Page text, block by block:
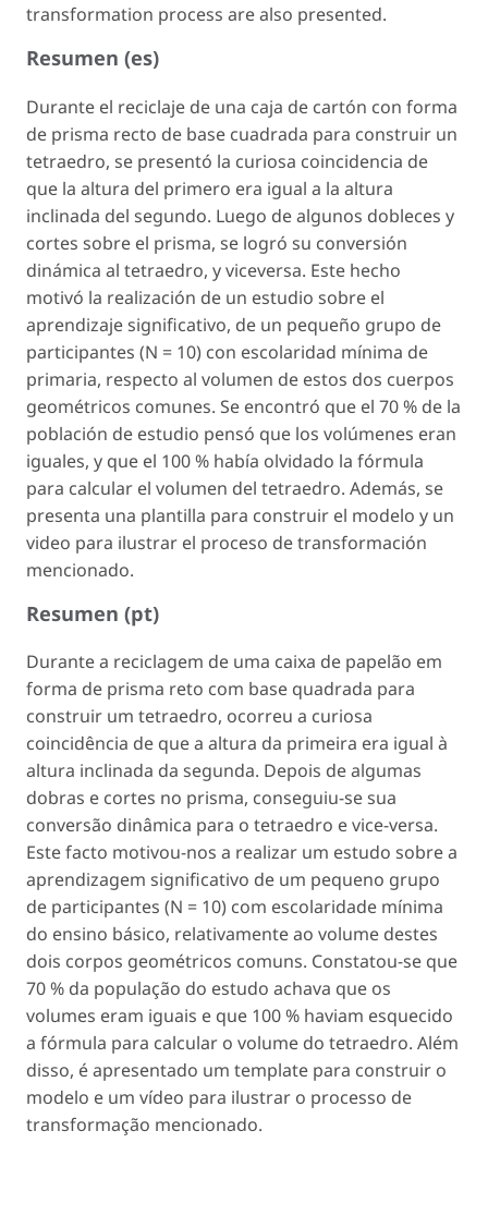
transformation process are also presented.
Resumen (es)
Durante el reciclaje de una caja de cartón con forma
de prisma recto de base cuadrada para construir un
tetraedro, se presentó la curiosa coincidencia de
que la altura del primero era igual a la altura
inclinada del segundo. Luego de algunos dobleces y
cortes sobre el prisma, se logró su conversión
dinámica al tetraedro, y viceversa. Este hecho
motivó la realización de un estudio sobre el
aprendizaje significativo, de un pequeño grupo de
participantes (N = 10) con escolaridad mínima de
primaria, respecto al volumen de estos dos cuerpos
geométricos comunes. Se encontró que el 70 % de la
población de estudio pensó que los volúmenes eran
iguales, y que el 100 % había olvidado la fórmula
para calcular el volumen del tetraedro. Además, se
presenta una plantilla para construir el modelo y un
video para ilustrar el proceso de transformación
mencionado.
Resumen (pt)
Durante a reciclagem de uma caixa de papelão em
forma de prisma reto com base quadrada para
construir um tetraedro, ocorreu a curiosa
coincidência de que a altura da primeira era igual à
altura inclinada da segunda. Depois de algumas
dobras e cortes no prisma, conseguiu-se sua
conversão dinâmica para o tetraedro e vice-versa.
Este facto motivou-nos a realizar um estudo sobre a
aprendizagem significativo de um pequeno grupo
de participantes (N = 10) com escolaridade mínima
do ensino básico, relativamente ao volume destes
dois corpos geométricos comuns. Constatou-se que
70 % da população do estudo achava que os
volumes eram iguais e que 100 % haviam esquecido
a fórmula para calcular o volume do tetraedro. Além
disso, é apresentado um template para construir o
modelo e um vídeo para ilustrar o processo de
transformação mencionado.